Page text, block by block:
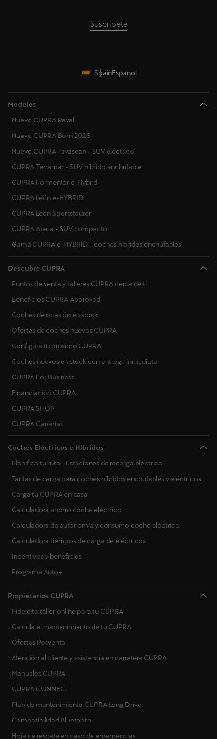
Suscríbete
SpainEspañol
Modelos
Nuevo CUPRA Raval
Nuevo CUPRA Born 2026
Nuevo CUPRA Tavascan - SUV eléctrico
CUPRA Terramar - SUV híbrido enchufable
CUPRA Formentor e-Hybrid
CUPRA León e-HYBRID
CUPRA León Sportstourer
CUPRA Ateca - SUV compacto
Gama CUPRA e-HYBRID - coches híbridos enchufables
Descubre CUPRA
Puntos de venta y talleres CUPRA cerca de ti
Beneficios CUPRA Approved
Coches de ocasión en stock
Ofertas de coches nuevos CUPRA
Configura tu próximo CUPRA
Coches nuevos en stock con entrega inmediata
CUPRA For Business
Financiación CUPRA
CUPRA SHOP
CUPRA Canarias
Coches Eléctricos e Híbridos
Planifica tu ruta - Estaciones de recarga eléctrica
Tarifas de carga para coches híbridos enchufables y eléctricos
Carga tu CUPRA en casa
Calculadora ahorro coche eléctrico
Calculadora de autonomía y consumo coche eléctrico
Calculadora tiempos de carga de eléctricos
Incentivos y beneficios
Programa Auto+
Propietarios CUPRA
Pide cita taller online para tu CUPRA
Calcula el mantenimiento de tu CUPRA
Ofertas Posventa
Atención al cliente y asistencia en carretera CUPRA
Manuales CUPRA
CUPRA CONNECT
Plan de mantenimiento CUPRA Long Drive
Compatibilidad Bluetooth
Hoja de rescate en caso de emergencias